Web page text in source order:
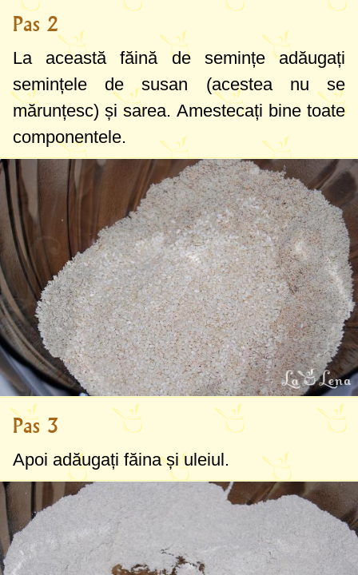
Pas 2
La această făină de semințe adăugați
semințele de susan (acestea nu se
mărunțesc) și sarea. Amestecați bine toate
componentele.
Pas 3
Apoi adăugați făina și uleiul.